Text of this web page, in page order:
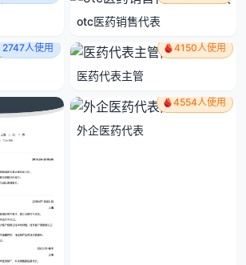
otc医药销售代表
2747人使用 4150人使用
医药代表主管
4554人使用
外企医药代表